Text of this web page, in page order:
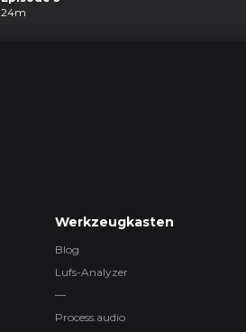
24m
Werkzeugkasten
Blog
Lufs-Analyzer
—
Process.audio